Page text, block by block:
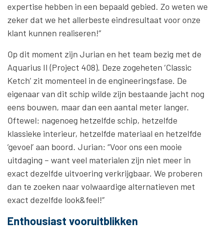
expertise hebben in een bepaald gebied. Zo weten we
zeker dat we het allerbeste eindresultaat voor onze
klant kunnen realiseren!”
Op dit moment zijn Jurian en het team bezig met de
Aquarius II (Project 408). Deze zogeheten ‘Classic
Ketch’ zit momenteel in de engineeringsfase. De
eigenaar van dit schip wilde zijn bestaande jacht nog
eens bouwen, maar dan een aantal meter langer.
Oftewel: nagenoeg hetzelfde schip, hetzelfde
klassieke interieur, hetzelfde materiaal en hetzelfde
‘gevoel’ aan boord. Jurian: “Voor ons een mooie
uitdaging – want veel materialen zijn niet meer in
exact dezelfde uitvoering verkrijgbaar. We proberen
dan te zoeken naar volwaardige alternatieven met
exact dezelfde look&feel!”
Enthousiast vooruitblikken